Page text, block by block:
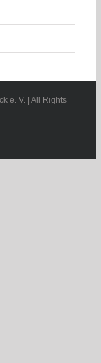
e. V. | All Rights